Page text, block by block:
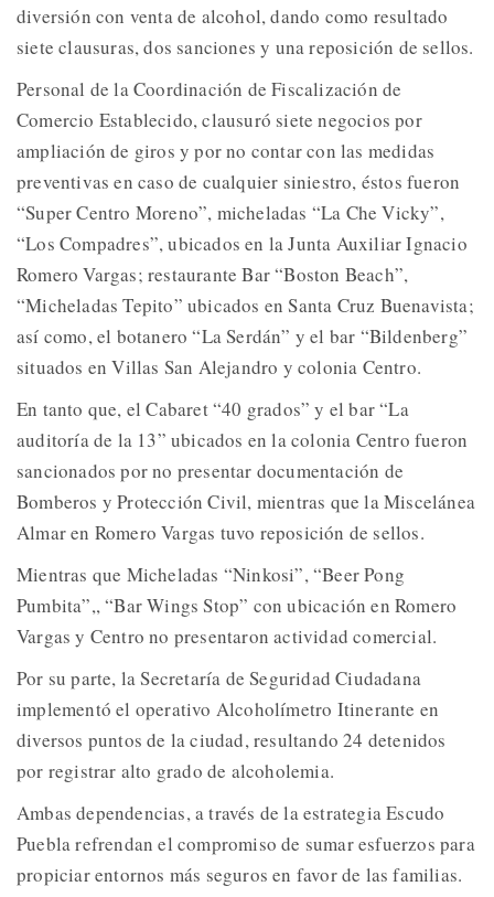
diversión con venta de alcohol, dando como resultado
siete clausuras, dos sanciones y una reposición de sellos.
Personal de la Coordinación de Fiscalización de
Comercio Establecido, clausuró siete negocios por
ampliación de giros y por no contar con las medidas
preventivas en caso de cualquier siniestro, éstos fueron
“Super Centro Moreno”, micheladas “La Che Vicky”,
“Los Compadres”, ubicados en la Junta Auxiliar Ignacio
Romero Vargas; restaurante Bar “Boston Beach”,
“Micheladas Tepito” ubicados en Santa Cruz Buenavista;
así como, el botanero “La Serdán” y el bar “Bildenberg”
situados en Villas San Alejandro y colonia Centro.
En tanto que, el Cabaret “40 grados” y el bar “La
auditoría de la 13” ubicados en la colonia Centro fueron
sancionados por no presentar documentación de
Bomberos y Protección Civil, mientras que la Miscelánea
Almar en Romero Vargas tuvo reposición de sellos.
Mientras que Micheladas “Ninkosi”, “Beer Pong
Pumbita”,, “Bar Wings Stop” con ubicación en Romero
Vargas y Centro no presentaron actividad comercial.
Por su parte, la Secretaría de Seguridad Ciudadana
implementó el operativo Alcoholímetro Itinerante en
diversos puntos de la ciudad, resultando 24 detenidos
por registrar alto grado de alcoholemia.
Ambas dependencias, a través de la estrategia Escudo
Puebla refrendan el compromiso de sumar esfuerzos para
propiciar entornos más seguros en favor de las familias.